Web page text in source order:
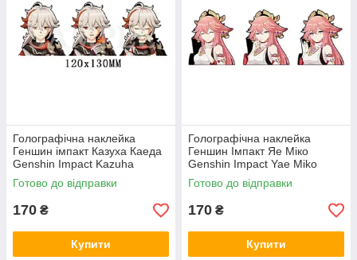
Голографічна наклейка
Геншин імпакт Казуха Каеда
Genshin Impact Kazuha
Kaeda 120x130 мм
Готово до відправки
170 ₴
Купити
Голографічна наклейка
Геншин Імпакт Яе Міко
Genshin Impact Yae Miko
109x130 мм
Готово до відправки
170 ₴
Купити